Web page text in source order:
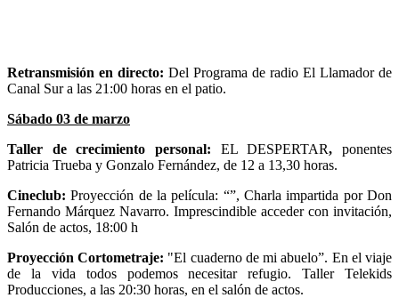
Retransmisión en directo: Del Programa de radio El Llamador de
Canal Sur a las 21:00 horas en el patio.
Sábado 03 de marzo
Taller de crecimiento personal: EL DESPERTAR,ponentes
Patricia Trueba y Gonzalo Fernández, de 12 a 13,30 horas.
Cineclub:Proyección de la película: “”, Charla impartida por Don
Fernando Márquez Navarro. Imprescindible acceder con invitación,
Salón de actos, 18:00 h
Proyección Cortometraje: "El cuaderno de mi abuelo”. En el viaje
de la vida todos podemos necesitar refugio. Taller Telekids
Producciones, a las 20:30 horas, en el salón de actos.